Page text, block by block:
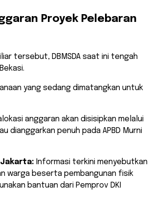
Proyek Pelebaran
tersebut, DBMSDA saat ini tengah
yang sedang dimatangkan untuk
anggaran akan disisipkan melalui
dianggarkan penuh pada APBD Murni
Jakarta: Informasi terkini menyebutkan
warga beserta pembangunan fisik
bantuan dari Pemprov DKI